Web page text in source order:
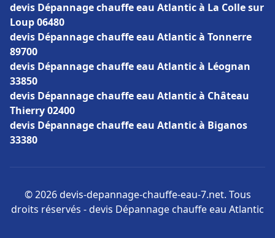
devis Dépannage chauffe eau Atlantic à La Colle sur
Loup 06480
devis Dépannage chauffe eau Atlantic à Tonnerre
89700
devis Dépannage chauffe eau Atlantic à Léognan
33850
devis Dépannage chauffe eau Atlantic à Château
Thierry 02400
devis Dépannage chauffe eau Atlantic à Biganos
33380
© 2026 devis-depannage-chauffe-eau-7.net. Tous
droits réservés - devis Dépannage chauffe eau Atlantic